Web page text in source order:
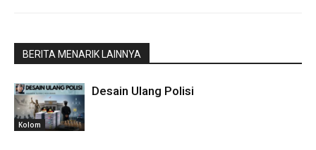
BERITA MENARIK LAINNYA
Kolom
Desain Ulang Polisi